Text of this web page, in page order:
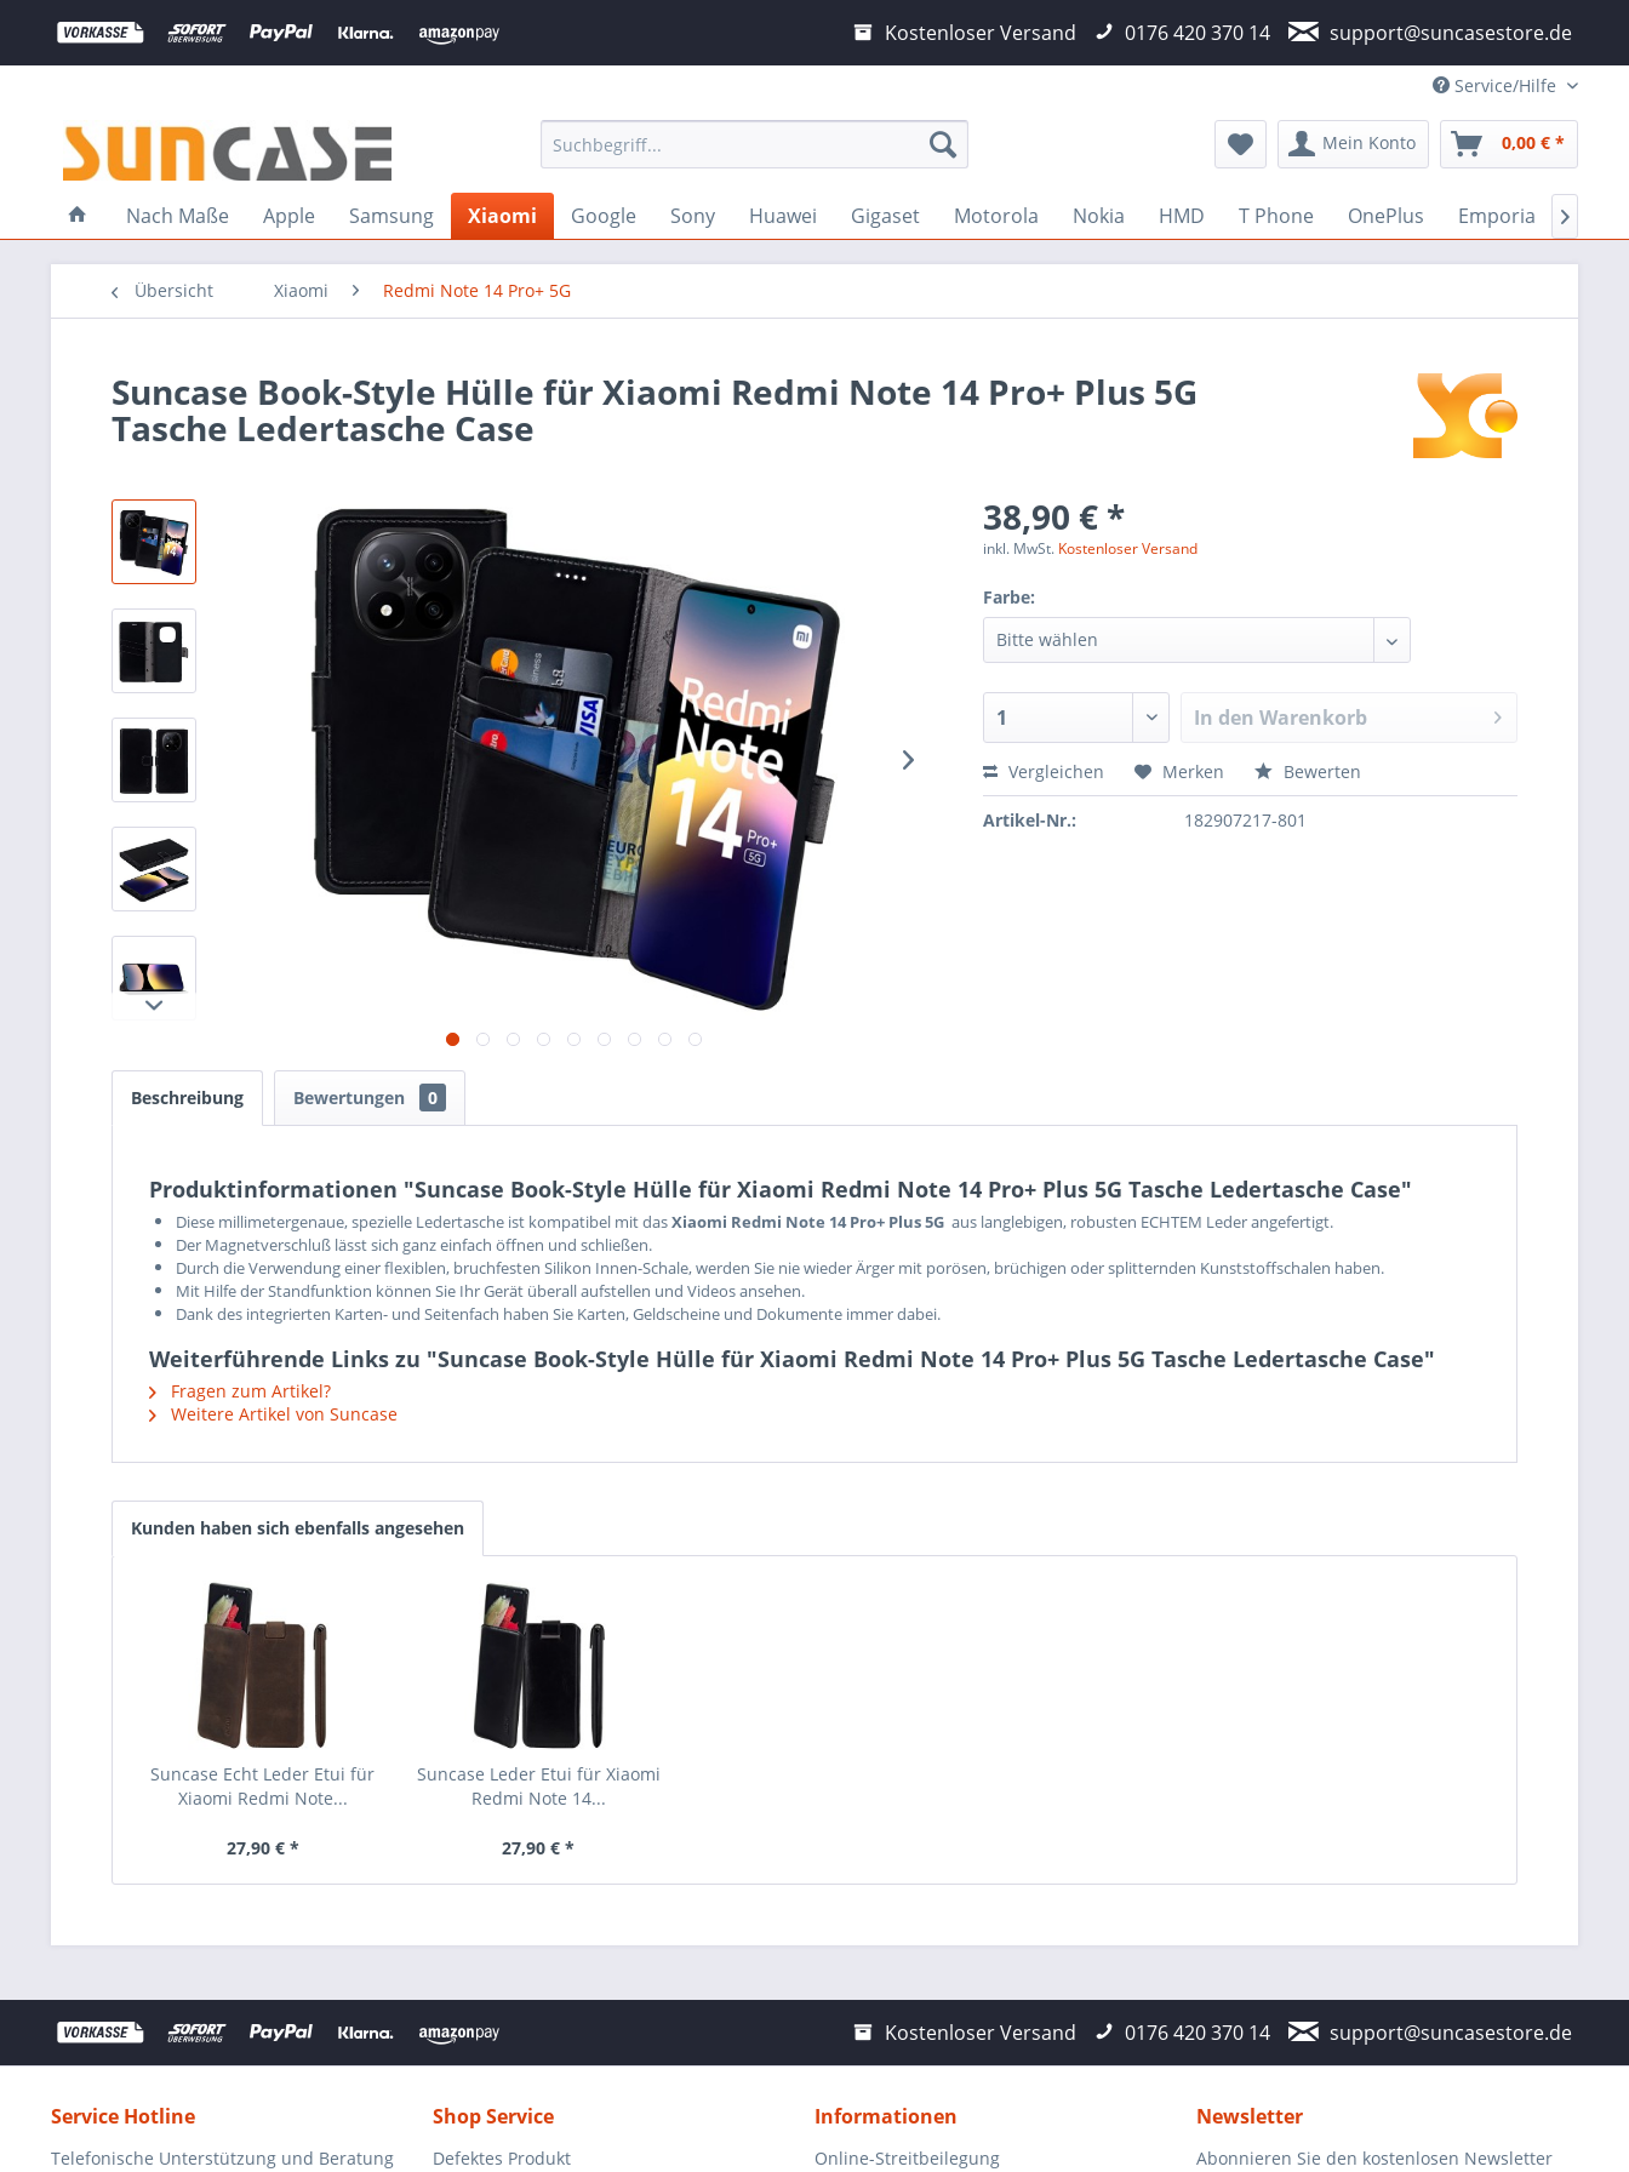
Kostenloser Versand 0176 420 370 14 support@suncasestore.de
Service/Hilfe
Mein Konto 0,00 € *
Nach Maße Apple Samsung Xiaomi Google Sony Huawei Gigaset Motorola Nokia HMD T Phone OnePlus Emporia 
Übersicht Xiaomi Redmi Note 14 Pro+ 5G
Suncase Book-Style Hülle für Xiaomi Redmi Note 14 Pro+ Plus 5G
Tasche Ledertasche Case
38,90 € *
inkl. MwSt. Kostenloser Versand
Farbe:
In den Warenkorb
Vergleichen Merken Bewerten
Artikel-Nr.: 182907217-801
Beschreibung Bewertungen 0
Produktinformationen "Suncase Book-Style Hülle für Xiaomi Redmi Note 14 Pro+ Plus 5G Tasche Ledertasche Case"
Diese millimetergenaue, spezielle Ledertasche ist kompatibel mit dasXiaomi Redmi Note 14 Pro+ Plus 5G aus langlebigen, robusten ECHTEM Leder angefertigt.
Der Magnetverschluß lässt sich ganz einfach öffnen und schließen.
Durch die Verwendung einer flexiblen, bruchfesten Silikon Innen-Schale, werden Sie nie wieder Ärger mit porösen, brüchigen oder splitternden Kunststoffschalen haben.
Mit Hilfe der Standfunktion können Sie Ihr Gerät überall aufstellen und Videos ansehen.
Dank des integrierten Karten- und Seitenfach haben Sie Karten, Geldscheine und Dokumente immer dabei.
Weiterführende Links zu "Suncase Book-Style Hülle für Xiaomi Redmi Note 14 Pro+ Plus 5G Tasche Ledertasche Case"
Fragen zum Artikel?
Weitere Artikel von Suncase
Kunden haben sich ebenfalls angesehen
Suncase Echt Leder Etui für
Xiaomi Redmi Note...
27,90 € *
Suncase Leder Etui für Xiaomi
Redmi Note 14...
27,90 € *
Kostenloser Versand 0176 420 370 14 support@suncasestore.de
Service Hotline
Telefonische Unterstützung und Beratung
Shop Service
Defektes Produkt
Informationen
Online-Streitbeilegung
Newsletter
Abonnieren Sie den kostenlosen Newsletter